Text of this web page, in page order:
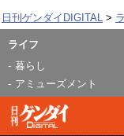
日刊ゲンダイDIGITAL
ライフ
暮らし
アミューズメント